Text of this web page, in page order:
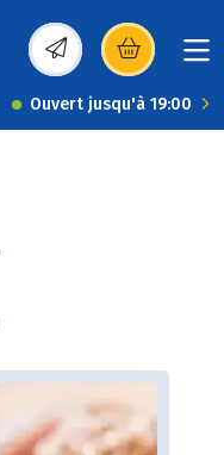
(s’ouvre dans une
Ouvert jusqu'à 19:00